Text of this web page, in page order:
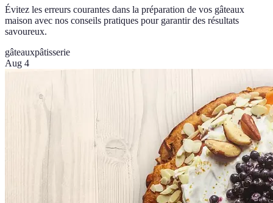
Évitez les erreurs courantes dans la préparation de vos gâteaux
maison avec nos conseils pratiques pour garantir des résultats
savoureux.
gâteauxpâtisserie
Aug 4